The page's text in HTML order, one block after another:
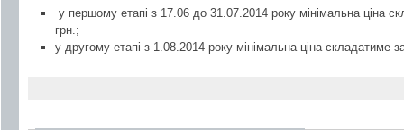
у першому етапі з 17.06 до 31.07.2014 року мінімальна ціна
грн.;
у другому етапі з 1.08.2014 року мінімальна ціна складатиме